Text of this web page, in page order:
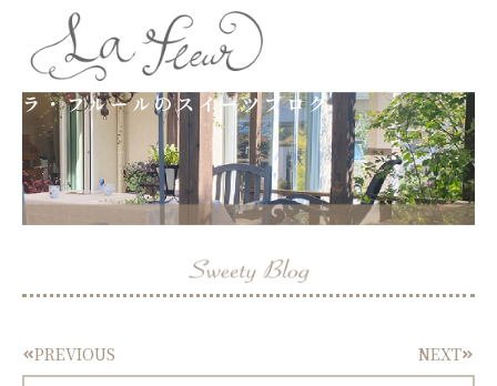
ラ・フルールのスイーツブログ
PrevPREVIOUS NEXTNext